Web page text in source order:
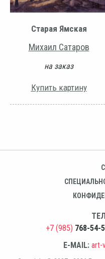
Старая Ямская
Михаил Сатаров
на заказ
Купить картину
+7 (985) 768-54-
E-MAIL: art-